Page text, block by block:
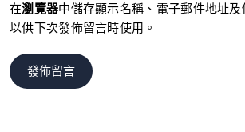
在瀏覽器中儲存顯示名稱、電子郵件地址及
以供下次發佈留言時使用。